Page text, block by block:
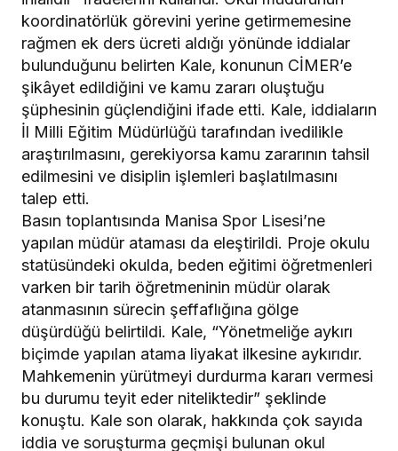
koordinatörlük görevini yerine getirmemesine
rağmen ek ders ücreti aldığı yönünde iddialar
bulunduğunu belirten Kale, konunun CİMER’e
şikâyet edildiğini ve kamu zararı oluştuğu
şüphesinin güçlendiğini ifade etti. Kale, iddiaların
İl Milli Eğitim Müdürlüğü tarafından ivedilikle
araştırılmasını, gerekiyorsa kamu zararının tahsil
edilmesini ve disiplin işlemleri başlatılmasını
talep etti.
Basın toplantısında Manisa Spor Lisesi’ne
yapılan müdür ataması da eleştirildi. Proje okulu
statüsündeki okulda, beden eğitimi öğretmenleri
varken bir tarih öğretmeninin müdür olarak
atanmasının sürecin şeffaflığına gölge
düşürdüğü belirtildi. Kale, “Yönetmeliğe aykırı
biçimde yapılan atama liyakat ilkesine aykırıdır.
Mahkemenin yürütmeyi durdurma kararı vermesi
bu durumu teyit eder niteliktedir” şeklinde
konuştu. Kale son olarak, hakkında çok sayıda
iddia ve soruşturma geçmişi bulunan okul